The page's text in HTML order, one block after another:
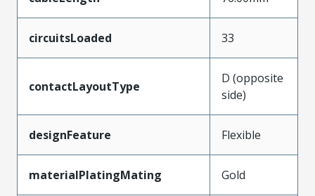
circuitsLoaded 33
contactLayoutType
D (opposite
side)
designFeature Flexible
materialPlatingMating Gold